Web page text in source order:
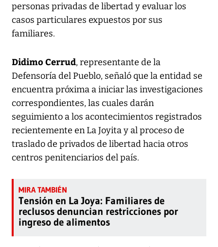
personas privadas de libertad y evaluar los
casos particulares expuestos por sus
familiares.
Didimo Cerrud, representante de la
Defensoría del Pueblo, señaló que la entidad se
encuentra próxima a iniciar las investigaciones
correspondientes, las cuales darán
seguimiento a los acontecimientos registrados
recientemente en La Joyita y al proceso de
traslado de privados de libertad hacia otros
centros penitenciarios del país.
Tensión en La Joya: Familiares de
reclusos denuncian restricciones por
ingreso de alimentos